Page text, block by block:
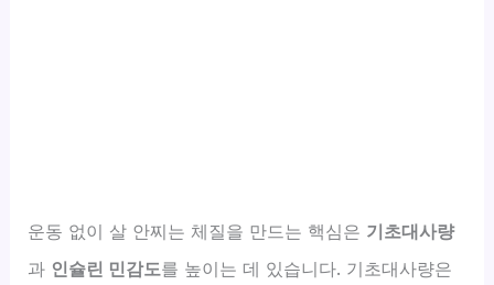
운동 없이 살 안찌는 체질을 만드는 핵심은 기초대사량
과 인슐린 민감도를 높이는 데 있습니다. 기초대사량은